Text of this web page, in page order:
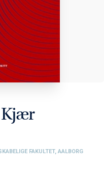
Kjær
FAKULTET, AALBORG